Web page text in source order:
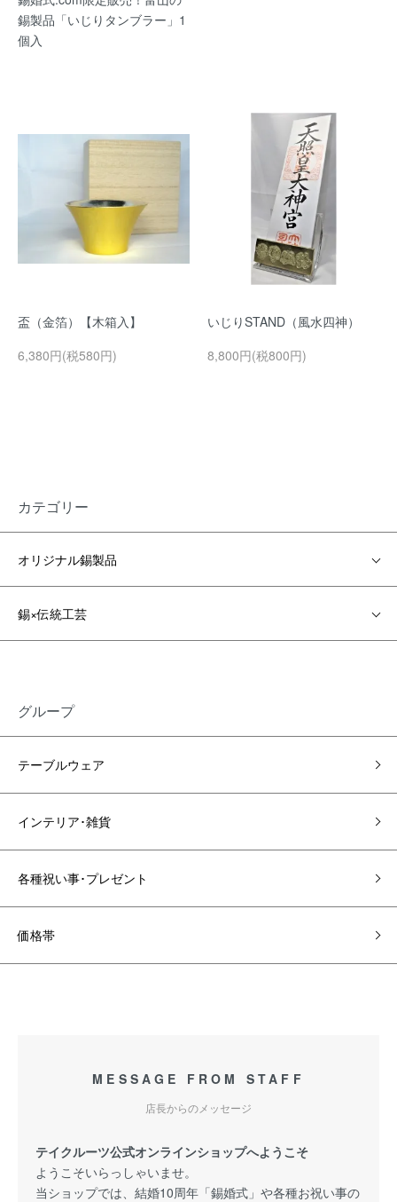
錫製品「いじりタンブラー」1
個入
盃（金箔）【木箱入】
6,380円(税580円)
いじりSTAND（風水四神）
8,800円(税800円)
カテゴリー
オリジナル錫製品
錫×伝統工芸
グループ
テーブルウェア
インテリア･雑貨
各種祝い事･プレゼント
価格帯
MESSAGE FROM STAFF
店長からのメッセージ
テイクルーツ公式オンラインショップへようこそ
ようこそいらっしゃいませ。
当ショップでは、結婚10周年「錫婚式」や各種お祝い事の